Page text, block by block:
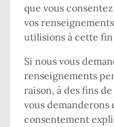
que vous
vos
utilisions à cette
Si nous vous
renseignements
raison, à des fins
vous
consentement